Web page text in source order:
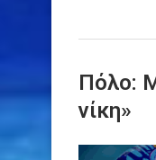
Πόλο:
νίκη»